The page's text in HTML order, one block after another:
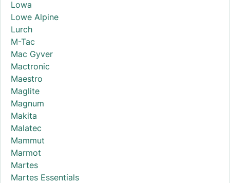
Lowa
Lowe Alpine
Lurch
M-Tac
Mac Gyver
Mactronic
Maestro
Maglite
Magnum
Makita
Malatec
Mammut
Marmot
Martes
Martes Essentials